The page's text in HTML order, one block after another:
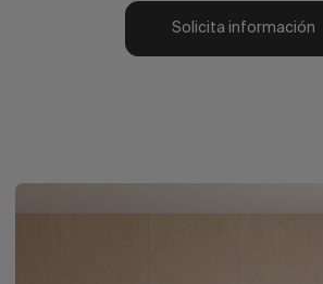
Solicita información